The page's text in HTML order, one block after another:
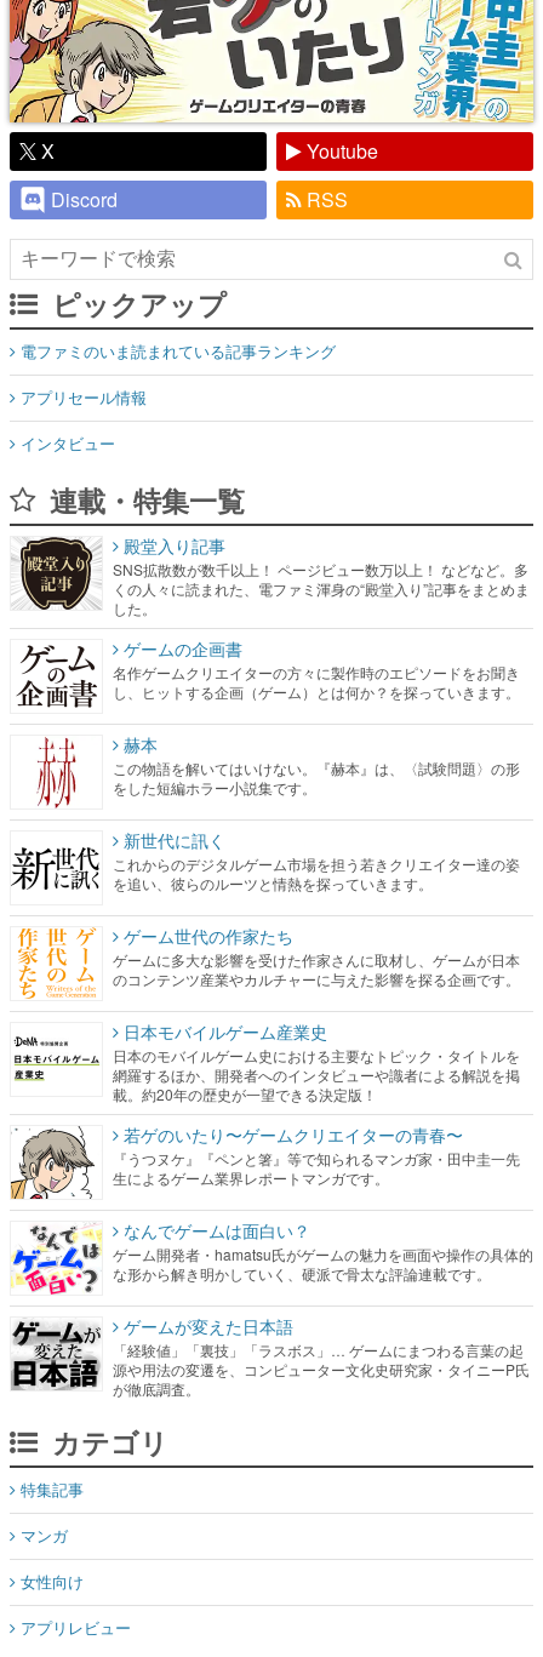
X
Youtube
Discord
RSS
ピックアップ
電ファミのいま読まれている記事ランキング
アプリセール情報
インタビュー
連載・特集一覧
殿堂入り記事
SNS拡散数が数千以上！ ページビュー数万以上！ などなど。多
くの人々に読まれた、電ファミ渾身の“殿堂入り”記事をまとめま
した。
ゲームの企画書
名作ゲームクリエイターの方々に製作時のエピソードをお聞き
し、ヒットする企画（ゲーム）とは何か？を探っていきます。
赫本
この物語を解いてはいけない。『赫本』は、〈試験問題〉の形
をした短編ホラー小説集です。
新世代に訊く
これからのデジタルゲーム市場を担う若きクリエイター達の姿
を追い、彼らのルーツと情熱を探っていきます。
ゲーム世代の作家たち
ゲームに多大な影響を受けた作家さんに取材し、ゲームが日本
のコンテンツ産業やカルチャーに与えた影響を探る企画です。
日本モバイルゲーム産業史
日本のモバイルゲーム史における主要なトピック・タイトルを
網羅するほか、開発者へのインタビューや識者による解説を掲
載。約20年の歴史が一望できる決定版！
若ゲのいたり〜ゲームクリエイターの青春〜
『うつヌケ』『ペンと箸』等で知られるマンガ家・田中圭一先
生によるゲーム業界レポートマンガです。
なんでゲームは面白い？
ゲーム開発者・hamatsu氏がゲームの魅力を画面や操作の具体的
な形から解き明かしていく、硬派で骨太な評論連載です。
ゲームが変えた日本語
「経験値」「裏技」「ラスボス」… ゲームにまつわる言葉の起
源や用法の変遷を、コンピューター文化史研究家・タイニーP氏
が徹底調査。
カテゴリ
特集記事
マンガ
女性向け
アプリレビュー